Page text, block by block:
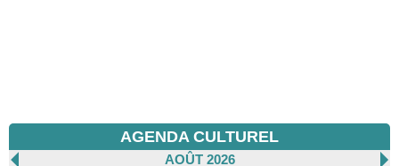
AGENDA CULTUREL
AOÛT 2026